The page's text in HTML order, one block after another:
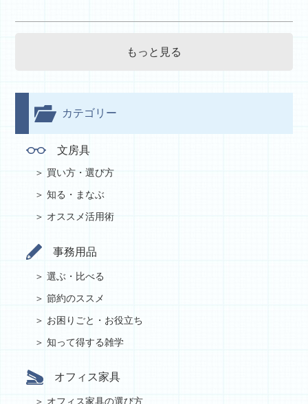
もっと見る
カテゴリー
文房具
買い方・選び方
知る・まなぶ
オススメ活用術
事務用品
選ぶ・比べる
節約のススメ
お困りごと・お役立ち
知って得する雑学
オフィス家具
オフィス家具の選び方